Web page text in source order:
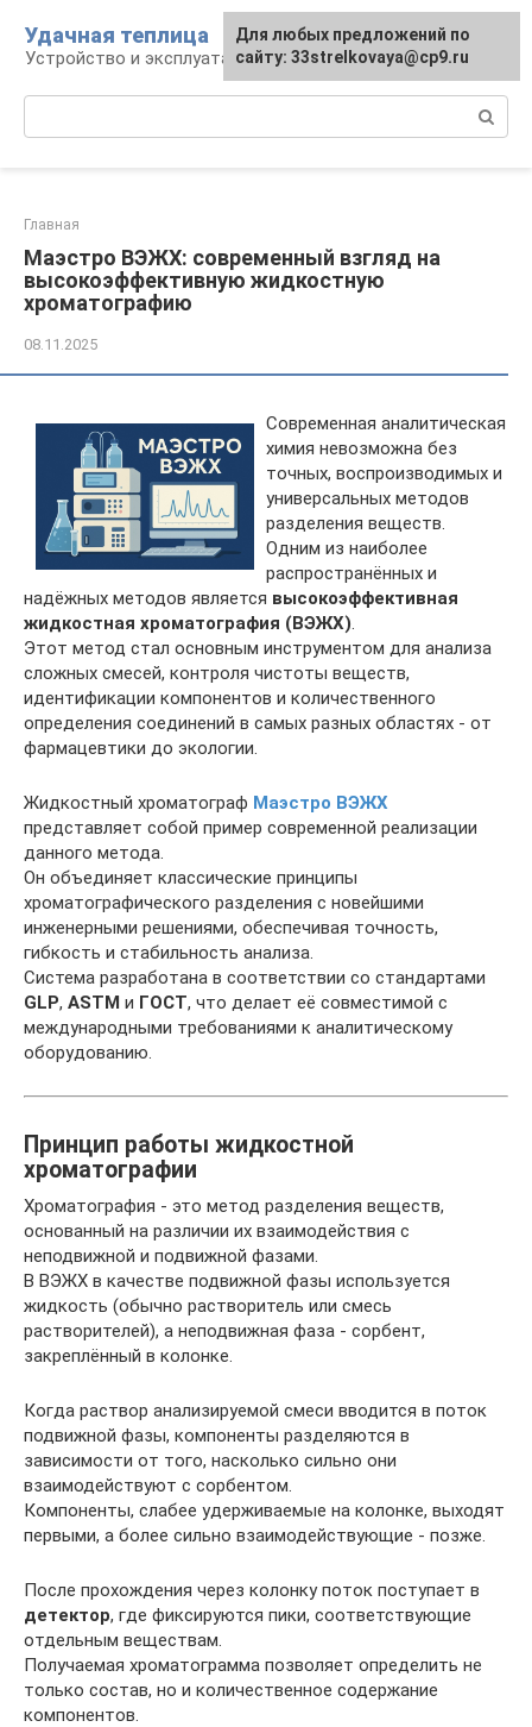
контенту
Удачная теплица
Устройство и эксплуатация теплиц
Главная
Маэстро ВЭЖХ: современный взгляд на
высокоэффективную жидкостную
хроматографию
08.11.2025
Современная аналитическая
химия невозможна без
точных, воспроизводимых и
универсальных методов
разделения веществ.
Одним из наиболее
распространённых и
надёжных методов является высокоэффективная
жидкостная хроматография (ВЭЖХ).
Этот метод стал основным инструментом для анализа
сложных смесей, контроля чистоты веществ,
идентификации компонентов и количественного
определения соединений в самых разных областях - от
фармацевтики до экологии.
Жидкостный хроматограф Маэстро ВЭЖХ
представляет собой пример современной реализации
данного метода.
Он объединяет классические принципы
хроматографического разделения с новейшими
инженерными решениями, обеспечивая точность,
гибкость и стабильность анализа.
Система разработана в соответствии со стандартами
GLP, ASTM и ГОСТ, что делает её совместимой с
международными требованиями к аналитическому
оборудованию.
Принцип работы жидкостной
хроматографии
Хроматография - это метод разделения веществ,
основанный на различии их взаимодействия с
неподвижной и подвижной фазами.
В ВЭЖХ в качестве подвижной фазы используется
жидкость (обычно растворитель или смесь
растворителей), а неподвижная фаза - сорбент,
закреплённый в колонке.
Когда раствор анализируемой смеси вводится в поток
подвижной фазы, компоненты разделяются в
зависимости от того, насколько сильно они
взаимодействуют с сорбентом.
Компоненты, слабее удерживаемые на колонке, выходят
первыми, а более сильно взаимодействующие - позже.
После прохождения через колонку поток поступает в
детектор, где фиксируются пики, соответствующие
отдельным веществам.
Получаемая хроматограмма позволяет определить не
только состав, но и количественное содержание
компонентов.
Для любых предложений по
сайту: 33strelkovaya@cp9.ru